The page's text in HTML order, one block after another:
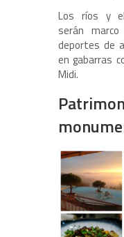
Los ríos y el
serán
deportes de
en gabarras
Midi.